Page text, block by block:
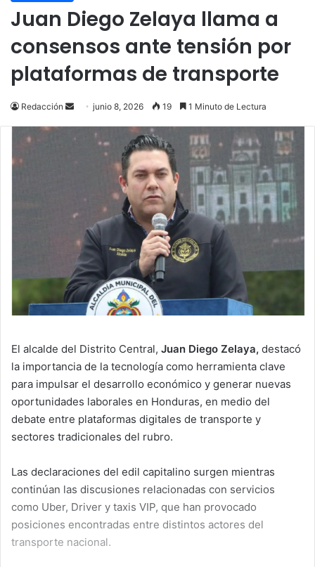
Juan Diego Zelaya llama a
consensos ante tensión por
plataformas de transporte
Redacción
Send
email
junio 8, 2026 19 1 Minuto de Lectura
El alcalde del Distrito Central, Juan Diego Zelaya, destacó
la importancia de la tecnología como herramienta clave
para impulsar el desarrollo económico y generar nuevas
oportunidades laborales en Honduras, en medio del
debate entre plataformas digitales de transporte y
sectores tradicionales del rubro.
Las declaraciones del edil capitalino surgen mientras
continúan las discusiones relacionadas con servicios
como Uber, Driver y taxis VIP, que han provocado
posiciones encontradas entre distintos actores del
transporte nacional.